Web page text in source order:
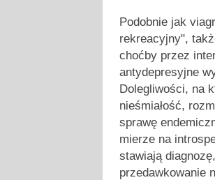
Podobnie jak
rekreacyjny",
choćby przez
antydepresyjne
Dolegliwości, na
nieśmiałość,
sprawę
mierze na
stawiają
przedawkowanie